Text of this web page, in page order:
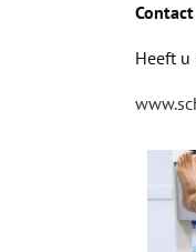
Contact
Heeft